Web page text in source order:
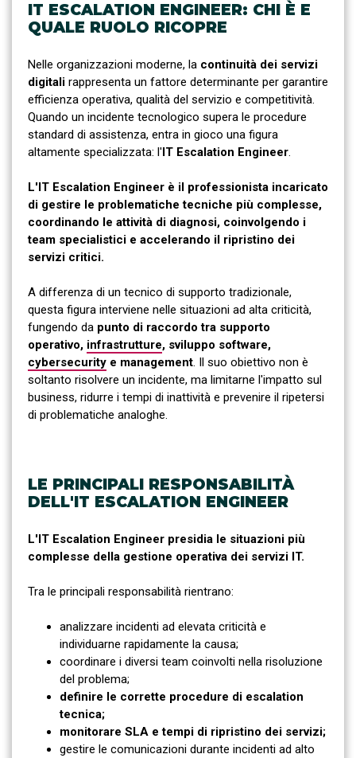
IT ESCALATION ENGINEER: CHI È E
QUALE RUOLO RICOPRE
Nelle organizzazioni moderne, la continuità dei servizi
digitali rappresenta un fattore determinante per garantire
efficienza operativa, qualità del servizio e competitività.
Quando un incidente tecnologico supera le procedure
standard di assistenza, entra in gioco una figura
altamente specializzata: l' IT Escalation Engineer.
L'IT Escalation Engineer è il professionista incaricato
di gestire le problematiche tecniche più complesse,
coordinando le attività di diagnosi, coinvolgendo i
team specialistici e accelerando il ripristino dei
servizi critici.
A differenza di un tecnico di supporto tradizionale,
questa figura interviene nelle situazioni ad alta criticità,
fungendo da punto di raccordo tra supporto
operativo, infrastrutture, sviluppo software,
cybersecurity e management. Il suo obiettivo non è
soltanto risolvere un incidente, ma limitarne l'impatto sul
business, ridurre i tempi di inattività e prevenire il ripetersi
di problematiche analoghe.
LE PRINCIPALI RESPONSABILITÀ
DELL'IT ESCALATION ENGINEER
L'IT Escalation Engineer presidia le situazioni più
complesse della gestione operativa dei servizi IT.
Tra le principali responsabilità rientrano:
analizzare incidenti ad elevata criticità e
individuarne rapidamente la causa;
coordinare i diversi team coinvolti nella risoluzione
del problema;
definire le corrette procedure di escalation
tecnica;
monitorare SLA e tempi di ripristino dei servizi;
gestire le comunicazioni durante incidenti ad alto